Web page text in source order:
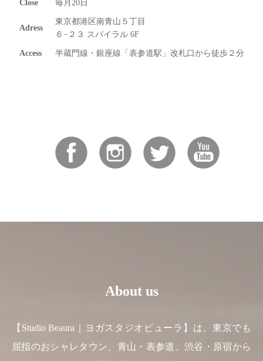
Close 毎月20日
Adress
東京都港区南青山５丁目
６−２３ スパイラル 6F
Access 半蔵門線・銀座線「表参道駅」改札口から徒歩２分
About us
【Studio Beaura｜ヨガスタジオビューラ】は、東京でも
屈指のおシャレタウン、青山・表参道、渋谷・原宿から